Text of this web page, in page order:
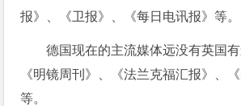
报》、《卫报》、《每日电讯报》等。
德国现在的主流媒体远没有英国
《明镜周刊》、《法兰克福汇报》、
等。